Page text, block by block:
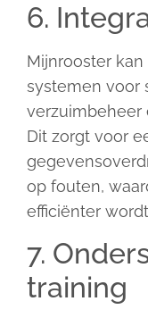
6.
Mijnrooster
systemen voor
verzuimbeheer
Dit zorgt voor
op fouten,
efficiënter
7.
training